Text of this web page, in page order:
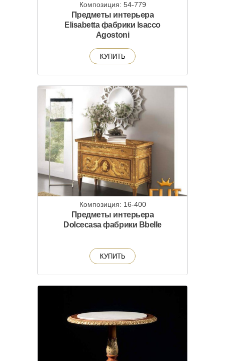
Композиция: 54-779
Предметы интерьера
Elisabetta фабрики Isacco
Agostoni
КУПИТЬ
Композиция: 16-400
Предметы интерьера
Dolcecasa фабрики Bbelle
КУПИТЬ